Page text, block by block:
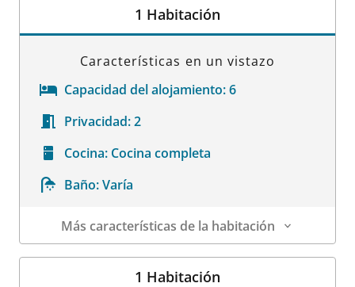
1 Habitación
Características en un vistazo
Capacidad del alojamiento:6
Privacidad:2
Cocina: Cocina completa
Baño:Varía
Más características de la habitación
Datos de la habitación
1 Habitación